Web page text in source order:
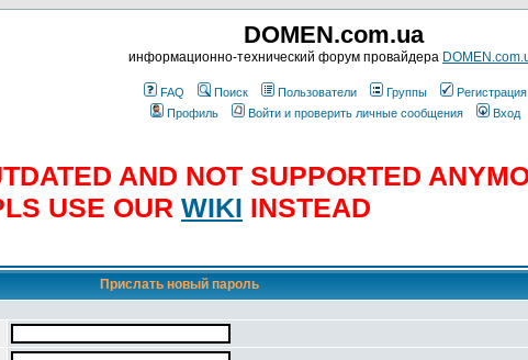
DOMEN.com.ua
информационно-технический форум провайдера
FAQ Поиск Пользователи Группы
Регистрация
Профиль
Войти и проверить личные сообщения Вход
AND NOT SUPPORTED
USE OUR WIKI INSTEAD
Прислать новый пароль